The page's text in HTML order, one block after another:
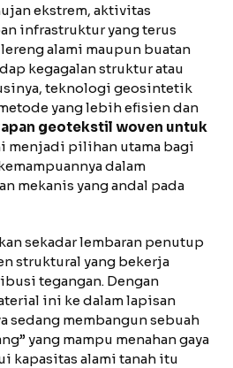
ekstrem, aktivitas
infrastruktur yang terus
alami maupun buatan
kegagalan struktur atau
teknologi geosintetik
yang lebih efisien dan
geotekstil woven untuk
menjadi pilihan utama bagi
dalam
mekanis yang andal pada
sekadar lembaran penutup
struktural yang bekerja
tegangan. Dengan
ini ke dalam lapisan
sedang membangun sebuah
yang mampu menahan gaya
kapasitas alami tanah itu